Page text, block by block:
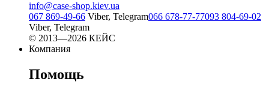
info@case-shop.kiev.ua
067 869-49-66 Viber, Telegram066 678-77-77093 804-69-02
Viber, Telegram
© 2013—2026 КЕЙС
Компания
Помощь